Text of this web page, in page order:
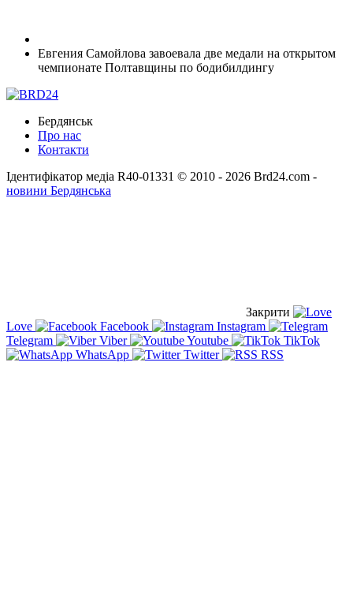
Евгения Самойлова завоевала две медали на открытом
чемпионате Полтавщины по бодибилдингу
Бердянськ
Про нас
Контакти
Ідентифікатор медіа R40-01331 © 2010 - 2026 Brd24.com -
новини Бердянська
Закрити
Love
Facebook
Instagram
Telegram
Viber Youtube
TikTok
WhatsApp
Twitter RSS